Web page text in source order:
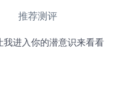
推荐测评
进入你的潜意识来看看